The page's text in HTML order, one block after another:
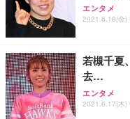
Sezlife オ
ワーク チ
ョン PCチ
務用 おし
￥7,680
Sezlife オ
ワーク チ
【純正品】
フック付き
【整備済み
ー フルHD
ネオ・ルー
Smart
限定】
エンタメ
2021.6.18(金)
若槻千夏
去…
エンタメ
2021.6.17(木)